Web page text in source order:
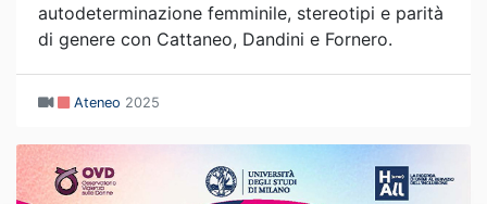
autodeterminazione femminile, stereotipi e parità
di genere con Cattaneo, Dandini e Fornero.
Ateneo 2025